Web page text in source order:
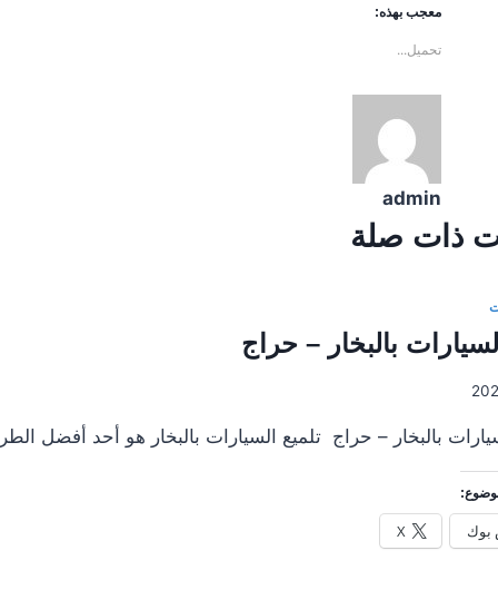
معجب بهذه:
تحميل...
admin
ذات صلة
بالبخار – حراج
بالبخار – حراج تلميع السيارات بالبخار هو أحد أفضل
بوك X